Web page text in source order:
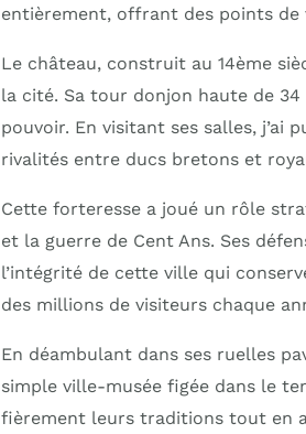
entièrement, offrant des points de
Le château, construit au 14ème
la cité. Sa tour donjon haute de
pouvoir. En visitant ses salles, j’ai
rivalités entre ducs bretons et
Cette forteresse a joué un rôle
et la guerre de Cent Ans. Ses
l’intégrité de cette ville qui
des millions de visiteurs chaque
En déambulant dans ses ruelles
simple ville-musée figée dans le
fièrement leurs traditions tout en